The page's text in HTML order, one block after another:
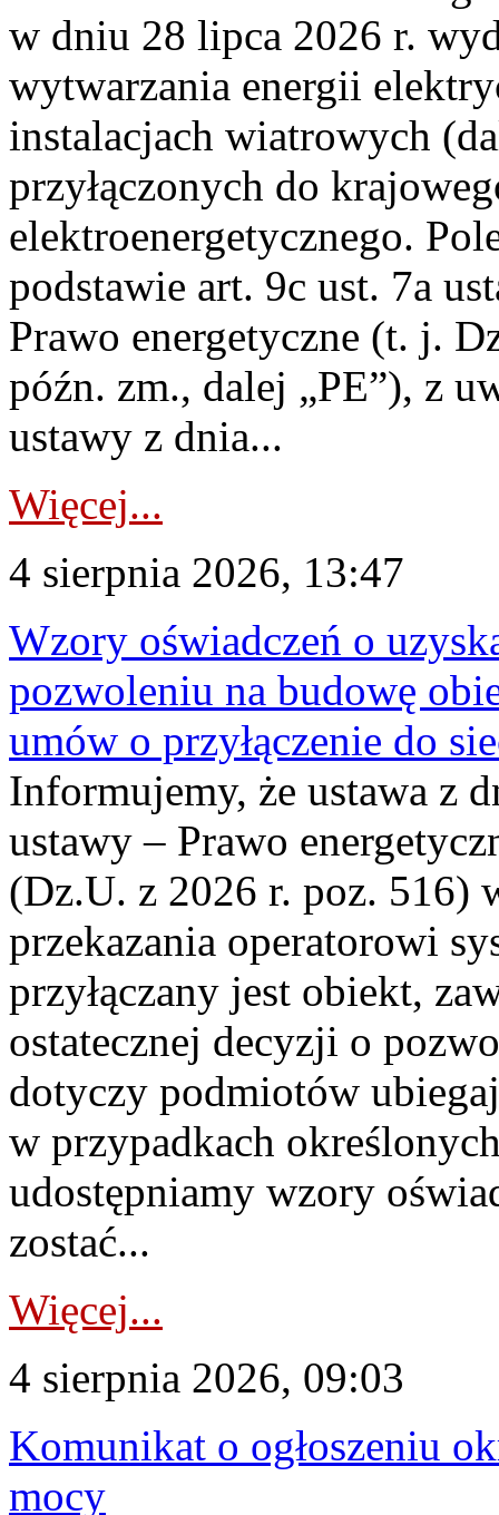
w dniu 28 lipca 2026 r.
wytwarzania energii
instalacjach wiatrowych
przyłączonych do
elektroenergetycznego.
podstawie art. 9c ust. 7a
Prawo energetyczne (t. j.
późn. zm., dalej „PE”), z
ustawy z dnia...
Więcej...
4 sierpnia 2026, 13:47
Wzory oświadczeń o
pozwoleniu na budowę
umów o przyłączenie do
Informujemy, że ustawa z
ustawy – Prawo
(Dz.U. z 2026 r. poz. 516)
przekazania operatorowi
przyłączany jest obiekt,
ostatecznej decyzji o
dotyczy podmiotów
w przypadkach
udostępniamy wzory
zostać...
Więcej...
4 sierpnia 2026, 09:03
Komunikat o ogłoszeniu
mocy